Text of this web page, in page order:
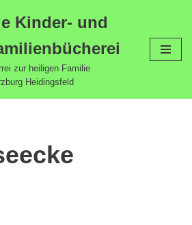
Kinder- und
zur heiligen Familie
Heidingsfeld